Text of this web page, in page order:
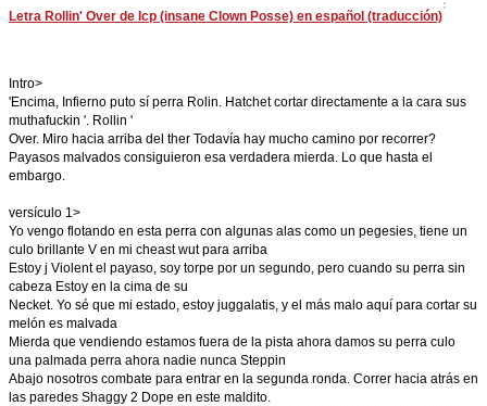
Letra Rollin' Over de Icp (insane Clown Posse) en español (traducción)
Intro>
'Encima, Infierno puto sí perra Rolin. Hatchet cortar directamente a la cara sus
muthafuckin '. Rollin '
Over. Miro hacia arriba del ther Todavía hay mucho camino por recorrer?
Payasos malvados consiguieron esa verdadera mierda. Lo que hasta el
embargo.
versículo 1>
Yo vengo flotando en esta perra con algunas alas como un pegesies, tiene un
culo brillante V en mi cheast wut para arriba
Estoy j Violent el payaso, soy torpe por un segundo, pero cuando su perra sin
cabeza Estoy en la cima de su
Necket. Yo sé que mi estado, estoy juggalatis, y el más malo aquí para cortar su
melón es malvada
Mierda que vendiendo estamos fuera de la pista ahora damos su perra culo
una palmada perra ahora nadie nunca Steppin
Abajo nosotros combate para entrar en la segunda ronda. Correr hacia atrás en
las paredes Shaggy 2 Dope en este maldito.